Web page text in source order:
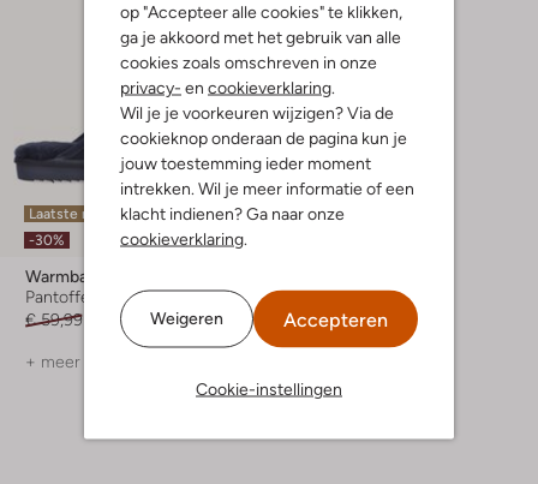
op "Accepteer alle cookies" te klikken,
ga je akkoord met het gebruik van alle
cookies zoals omschreven in onze
privacy- en cookieverklaring
Wil je je voorkeuren wijzigen? Via de
cookieknop onderaan de pagina kun je
jouw toestemming ieder moment
intrekken. Wil je meer informatie of een
klacht indienen? Ga naar onze
cookieverklaring
Weigeren Accepteren
Cookie-instellingen
Laatste maten
-30%
Warmbat
Pantoffels
€ 59,99
€ 41,99
+ meer kleuren